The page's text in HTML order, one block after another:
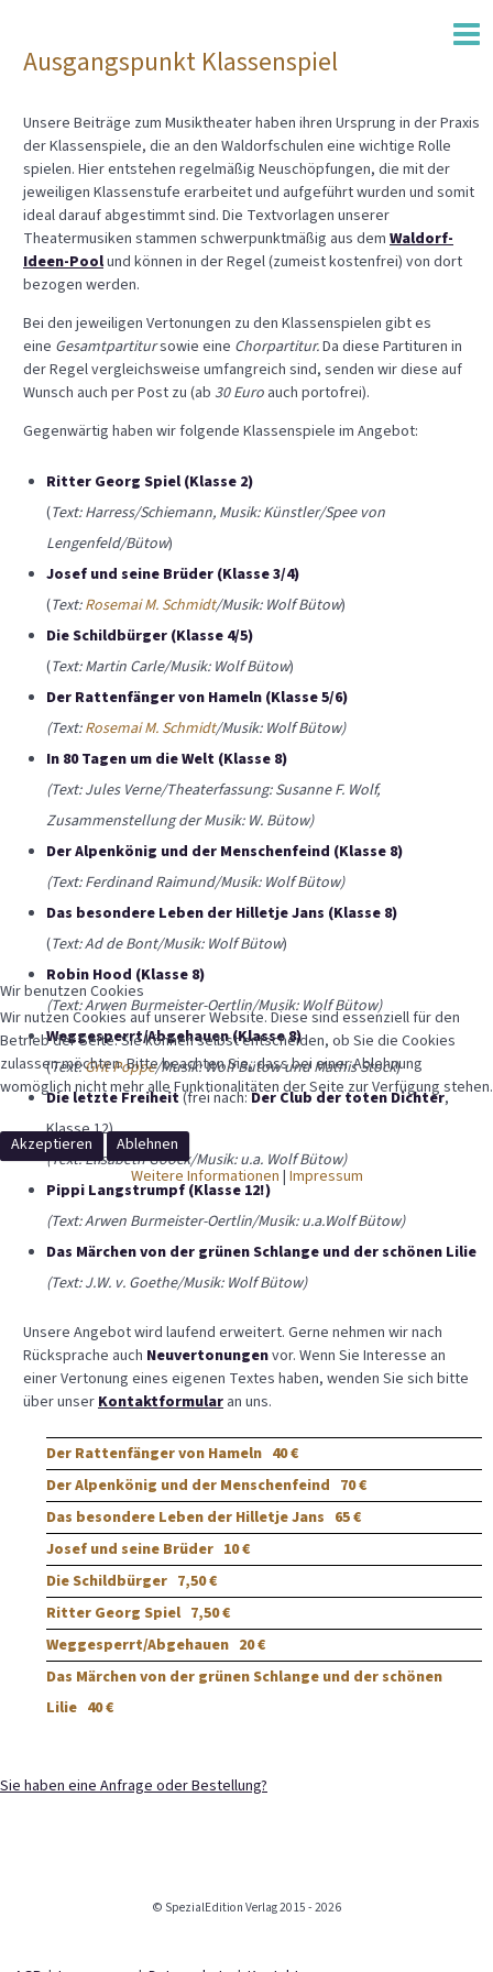
Ausgangspunkt Klassenspiel
Unsere Beiträge zum Musiktheater haben ihren Ursprung in der Praxis
der Klassenspiele, die an den Waldorfschulen eine wichtige Rolle
spielen. Hier entstehen regelmäßig Neuschöpfungen, die mit der
jeweiligen Klassenstufe erarbeitet und aufgeführt wurden und somit
ideal darauf abgestimmt sind. Die Textvorlagen unserer
Theatermusiken stammen schwerpunktmäßig aus dem Waldorf-
Ideen-Poolund können in der Regel (zumeist kostenfrei) von dort
bezogen werden.
Bei den jeweiligen Vertonungen zu den Klassenspielen gibt es
eine Gesamtpartitursowie eine Chorpartitur.Da diese Partituren in
der Regel vergleichsweise umfangreich sind, senden wir diese auf
Wunsch auch per Post zu (ab 30 Euro auch portofrei).
Gegenwärtig haben wir folgende Klassenspiele im Angebot:
Ritter Georg Spiel (Klasse 2)
(Text: Harress/Schiemann, Musik: Künstler/Spee von
Lengenfeld/Bütow)
Josef und seine Brüder (Klasse 3/4)
(Text:Rosemai M. Schmidt/Musik: Wolf Bütow)
Die Schildbürger (Klasse 4/5)
(Text: Martin Carle/Musik: Wolf Bütow)
Der Rattenfänger von Hameln (Klasse 5/6)
(Text:Rosemai M. Schmidt/Musik: Wolf Bütow)
In 80 Tagen um die Welt (Klasse 8)
(Text: Jules Verne/Theaterfassung: Susanne F. Wolf,
Zusammenstellung der Musik: W. Bütow)
Der Alpenkönig und der Menschenfeind (Klasse 8)
(Text: Ferdinand Raimund/Musik: Wolf Bütow)
Das besondere Leben der Hilletje Jans (Klasse 8)
(Text: Ad de Bont/Musik: Wolf Bütow)
Robin Hood (Klasse 8)
(Text: Arwen Burmeister-Oertlin/Musik: Wolf Bütow)
Weggesperrt/Abgehauen (Klasse 8)
(Text:Grit Poppe/Musik: Wolf Bütow und Mathis Stock)
Die letzte Freiheit(frei nach:Der Club der toten Dichter,
Klasse 12)
(Text: Elisabeth Gööck/Musik: u.a. Wolf Bütow)
Pippi Langstrumpf (Klasse 12!)
(Text: Arwen Burmeister-Oertlin/Musik: u.a.Wolf Bütow)
Das Märchen von der grünen Schlange und der schönen Lilie
(Text: J.W. v. Goethe/Musik: Wolf Bütow)
Unsere Angebot wird laufend erweitert. Gerne nehmen wir nach
Rücksprache auch Neuvertonungenvor. Wenn Sie Interesse an
einer Vertonung eines eigenen Textes haben, wenden Sie sich bitte
über unser Kontaktformular an uns.
Der Rattenfänger von Hameln 40 €
Der Alpenkönig und der Menschenfeind 70 €
Das besondere Leben der Hilletje Jans 65 €
Josef und seine Brüder 10 €
Die Schildbürger 7,50 €
Ritter Georg Spiel 7,50 €
Weggesperrt/Abgehauen 20 €
Das Märchen von der grünen Schlange und der schönen
Lilie 40 €
Sie haben eine Anfrage oder Bestellung?
© SpezialEdition Verlag 2015 - 2026
Wir benutzen Cookies
Wir nutzen Cookies auf unserer Website. Diese sind essenziell für den
Betrieb der Seite. Sie können selbst entscheiden, ob Sie die Cookies
zulassen möchten. Bitte beachten Sie, dass bei einer Ablehnung
womöglich nicht mehr alle Funktionalitäten der Seite zur Verfügung stehen.
Akzeptieren
Ablehnen
Weitere Informationen | Impressum